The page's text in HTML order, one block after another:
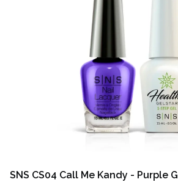
SNS CS04 Call Me Kandy - Purple